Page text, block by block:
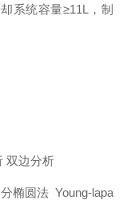
系统容量≥11L，制
双边分析
椭圆法 Young-lapa